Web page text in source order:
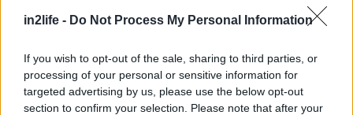
in2life - Do Not Process My Personal Information
If you wish to opt-out of the sale, sharing to third parties, or
processing of your personal or sensitive information for
targeted advertising by us, please use the below opt-out
section to confirm your selection. Please note that after your
Αναζήτηση
για...